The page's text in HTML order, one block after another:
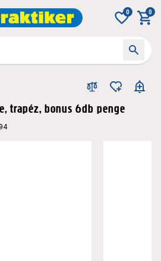
0 0
trapéz, bonus 6db penge